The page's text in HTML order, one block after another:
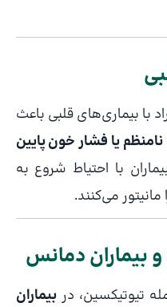
با بیماری‌های قلبی باعث
یا فشار خون پایین
با احتیاط شروع به
می‌کنند.
بیماران دمانس
تیوتیکسین، دربیماران